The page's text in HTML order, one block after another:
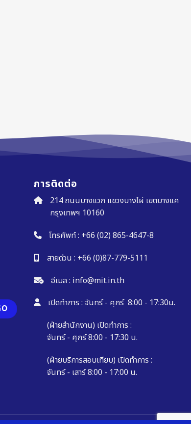
การติดต่อ
214 ถนนบางแวก แขวงบางไผ่ เขตบางแค
กรุงเทพฯ 10160
โทรศัพท์ : +66 (02) 865-4647-8
สายด่วน : +66 (0)87-779-5111
อีเมล : info@mit.in.th
เปิดทำการ : จันทร์ - ศุกร์ 8:00 - 17:30น.
(ฝ่ายสำนักงาน) เปิดทำการ :
จันทร์ - ศุกร์ 8:00 - 17:30 น.
(ฝ่ายบริการสอบเทียบ) เปิดทำการ :
จันทร์ - เสาร์ 8:00 - 17:00 น.